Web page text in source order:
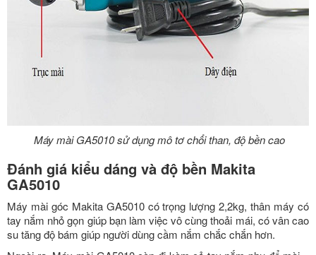
Máy mài GA5010 sử dụng mô tơ chổi than, độ bền cao
Đánh giá kiểu dáng và độ bền Makita
GA5010
Máy mài góc Makita GA5010 có trọng lượng 2,2kg, thân máy có
tay nắm nhỏ gọn giúp bạn làm việc vô cùng thoải mái, có vân cao
su tăng độ bám giúp người dùng cầm nắm chắc chắn hơn.